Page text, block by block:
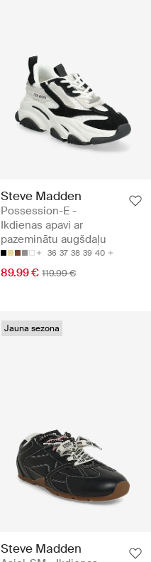
Steve Madden
Possession-E -
Ikdienas apavi ar
pazeminātu augšdaļu
36 37 38 39 40
89.99 € 119.99 €
Jauna sezona
Steve Madden